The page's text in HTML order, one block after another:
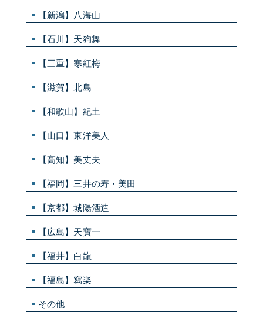
【新潟】八海山
【石川】天狗舞
【三重】寒紅梅
【滋賀】北島
【和歌山】紀土
【山口】東洋美人
【高知】美丈夫
【福岡】三井の寿・美田
【京都】城陽酒造
【広島】天寶一
【福井】白龍
【福島】寫楽
その他